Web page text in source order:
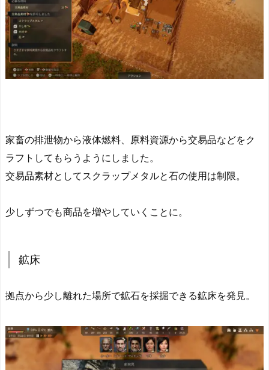
家畜の排泄物から液体燃料、原料資源から交易品などをク
ラフトしてもらうようにしました。
交易品素材としてスクラップメタルと石の使用は制限。
少しずつでも商品を増やしていくことに。
鉱床
拠点から少し離れた場所で鉱石を採掘できる鉱床を発見。